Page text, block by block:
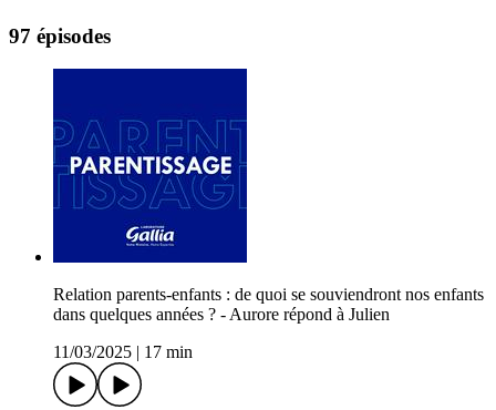
97 épisodes
Relation parents-enfants : de quoi se souviendront nos enfants
dans quelques années ? - Aurore répond à Julien
11/03/2025
17 min